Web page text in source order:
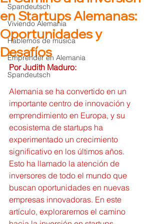
Spandeutsch
Viviendo Alemania
Hablemos de música
Emprender en Alemania
Spandeutsch
en Startups Alemanas:
Oportunidades y
Desafíos
Por Judith Maduro:
Alemania se ha convertido en un
importante centro de innovación y
emprendimiento en Europa, y su
ecosistema de startups ha
experimentado un crecimiento
significativo en los últimos años.
Esto ha llamado la atención de
inversores de todo el mundo que
buscan oportunidades en nuevas
empresas innovadoras. En este
artículo, exploraremos el camino